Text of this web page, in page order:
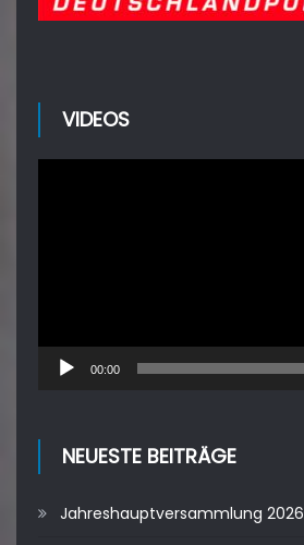
VIDEOS
00:00
NEUESTE BEITRÄGE
Jahreshauptversammlung 2026